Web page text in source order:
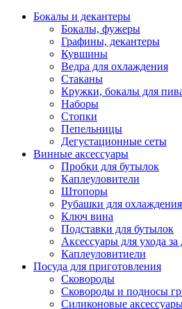
Бокалы и декантеры
Бокалы, фужеры
Графины, декантеры
Кувшины
Ведра для охлаждения
Стаканы
Кружки, бокалы для
Наборы
Стопки
Пепельницы
Дегустационные сеты
Винные аксессуары
Пробки для бутылок
Каплеуловители
Штопоры
Рубашки для охлаждения
Ключ вина
Подставки для бутылок
Аксессуары для ухода
Каплеуловитиели
Посуда для приготовления
Сковороды
Сковороды и подносы
Силиконовые